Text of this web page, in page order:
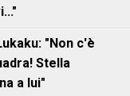
"Non c'è
Stella
a lui"